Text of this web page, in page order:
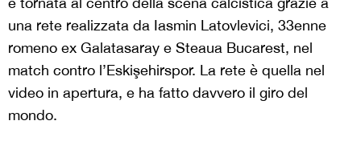
una rete realizzata da Iasmin Latovlevici, 33enne
romeno ex Galatasaray e Steaua Bucarest, nel
match contro l’Eskişehirspor. La rete è quella nel
video in apertura, e ha fatto davvero il giro del
mondo.